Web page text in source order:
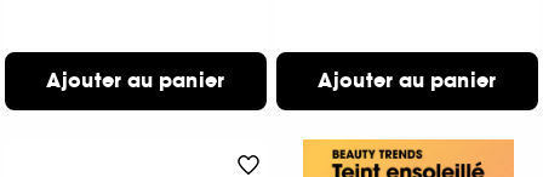
Ajouter au panier Ajouter au panier